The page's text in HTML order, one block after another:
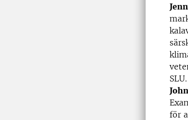
SLU.
för